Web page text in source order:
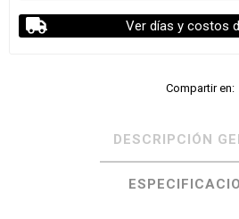
Ver días y costos
Compartir en:
DESCRIPCIÓN